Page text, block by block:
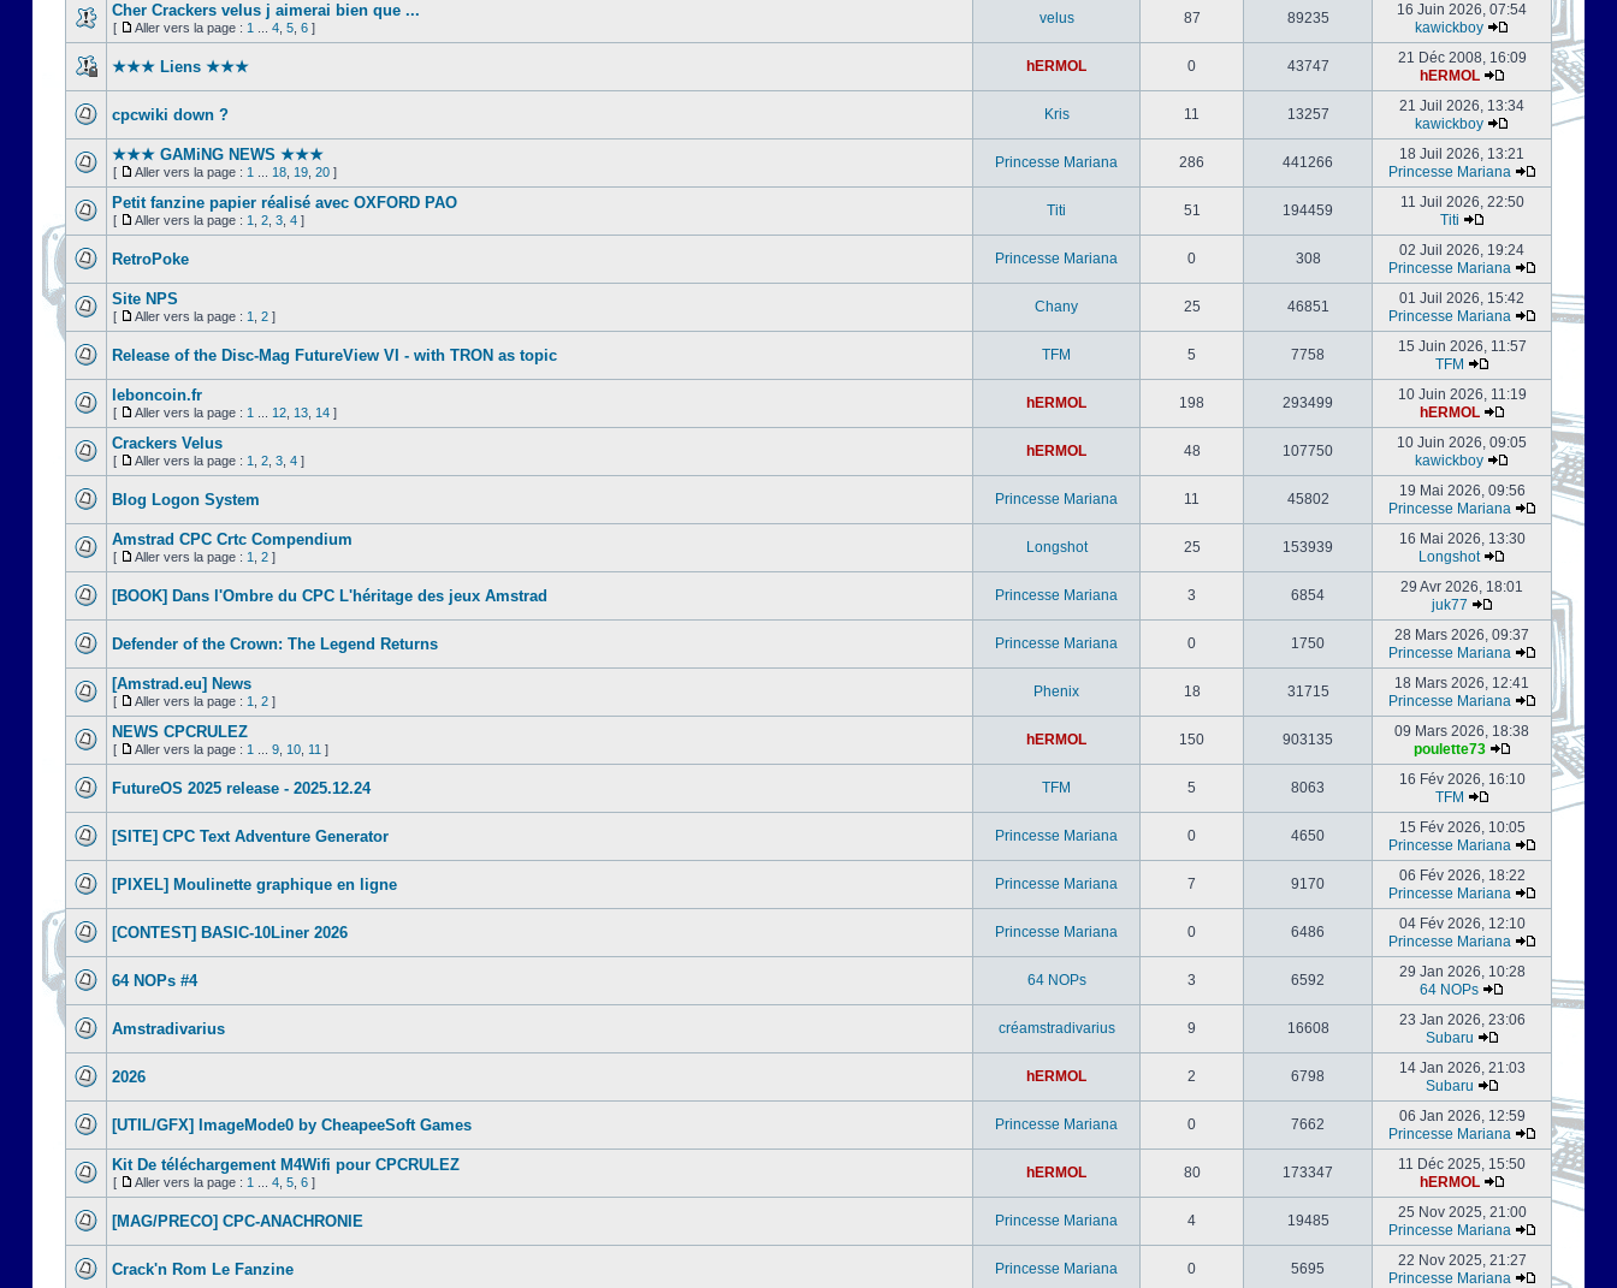
Cher Crackers velus j aimerai bien que ...
[ Aller vers la page : 1 4 5 6 ]
velus 87 89235
16 Juin 2026, 07:54
kawickboy
★★★ Liens ★★★ hERMOL 0 43747
21 Déc 2008, 16:09
hERMOL
cpcwiki down ? Kris 11 13257
21 Juil 2026, 13:34
kawickboy
★★★ GAMiNG NEWS ★★★
[ Aller vers la page : 1 18 19 20 ]
Princesse Mariana 286 441266
18 Juil 2026, 13:21
Princesse Mariana
Petit fanzine papier réalisé avec OXFORD PAO
[ Aller vers la page : 1 2 3 4 ]
Titi 51 194459
11 Juil 2026, 22:50
Titi
RetroPoke Princesse Mariana 0 308
02 Juil 2026, 19:24
Princesse Mariana
Site NPS
[ Aller vers la page : 1 2 ]
Chany 25 46851
01 Juil 2026, 15:42
Princesse Mariana
Release of the Disc-Mag FutureView VI - with TRON as topic TFM 5 7758
15 Juin 2026, 11:57
TFM
leboncoin.fr
[ Aller vers la page : 1 12 13 14 ]
hERMOL 198 293499
10 Juin 2026, 11:19
hERMOL
Crackers Velus
[ Aller vers la page : 1 2 3 4 ]
hERMOL 48 107750
10 Juin 2026, 09:05
kawickboy
Blog Logon System Princesse Mariana 11 45802
19 Mai 2026, 09:56
Princesse Mariana
Amstrad CPC Crtc Compendium
[ Aller vers la page : 1 2 ]
Longshot 25 153939
16 Mai 2026, 13:30
Longshot
[BOOK] Dans l'Ombre du CPC L'héritage des jeux Amstrad Princesse Mariana 3 6854
29 Avr 2026, 18:01
juk77
Defender of the Crown: The Legend Returns Princesse Mariana 0 1750
28 Mars 2026, 09:37
Princesse Mariana
[Amstrad.eu] News
[ Aller vers la page : 1 2 ]
Phenix 18 31715
18 Mars 2026, 12:41
Princesse Mariana
NEWS CPCRULEZ
[ Aller vers la page : 1 9 10 11 ]
hERMOL 150 903135
09 Mars 2026, 18:38
poulette73
FutureOS 2025 release - 2025.12.24 TFM 5 8063
16 Fév 2026, 16:10
TFM
[SITE] CPC Text Adventure Generator Princesse Mariana 0 4650
15 Fév 2026, 10:05
Princesse Mariana
[PIXEL] Moulinette graphique en ligne Princesse Mariana 7 9170
06 Fév 2026, 18:22
Princesse Mariana
[CONTEST] BASIC-10Liner 2026 Princesse Mariana 0 6486
04 Fév 2026, 12:10
Princesse Mariana
64 NOPs #4 64 NOPs 3 6592
29 Jan 2026, 10:28
64 NOPs
Amstradivarius créamstradivarius 9 16608
23 Jan 2026, 23:06
Subaru
2026 hERMOL 2 6798
14 Jan 2026, 21:03
Subaru
[UTIL/GFX] ImageMode0 by CheapeeSoft Games Princesse Mariana 0 7662
06 Jan 2026, 12:59
Princesse Mariana
Kit De téléchargement M4Wifi pour CPCRULEZ
[ Aller vers la page : 1 4 5 6 ]
hERMOL 80 173347
11 Déc 2025, 15:50
hERMOL
[MAG/PRECO] CPC-ANACHRONIE Princesse Mariana 4 19485
25 Nov 2025, 21:00
Princesse Mariana
Crack'n Rom Le Fanzine Princesse Mariana 0 5695
22 Nov 2025, 21:27
Princesse Mariana